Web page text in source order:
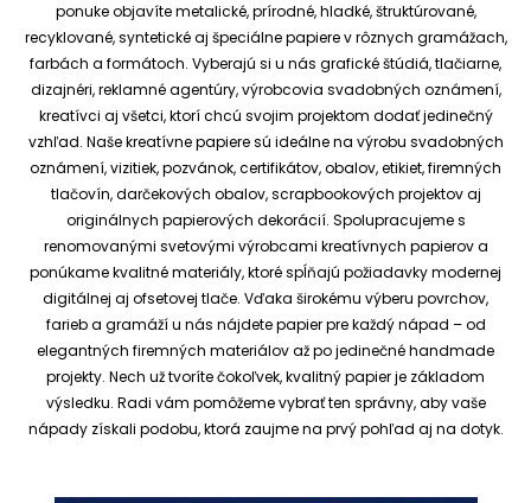
ponuke objavíte metalické, prírodné, hladké, štruktúrované,
recyklované, syntetické aj špeciálne papiere v rôznych gramážach,
farbách a formátoch. Vyberajú si u nás grafické štúdiá, tlačiarne,
dizajnéri, reklamné agentúry, výrobcovia svadobných oznámení,
kreatívci aj všetci, ktorí chcú svojim projektom dodať jedinečný
vzhľad. Naše kreatívne papiere sú ideálne na výrobu svadobných
oznámení, vizitiek, pozvánok, certifikátov, obalov, etikiet, firemných
tlačovín, darčekových obalov, scrapbookových projektov aj
originálnych papierových dekorácií. Spolupracujeme s
renomovanými svetovými výrobcami kreatívnych papierov a
ponúkame kvalitné materiály, ktoré spĺňajú požiadavky modernej
digitálnej aj ofsetovej tlače. Vďaka širokému výberu povrchov,
farieb a gramáží u nás nájdete papier pre každý nápad – od
elegantných firemných materiálov až po jedinečné handmade
projekty. Nech už tvoríte čokoľvek, kvalitný papier je základom
výsledku. Radi vám pomôžeme vybrať ten správny, aby vaše
nápady získali podobu, ktorá zaujme na prvý pohľad aj na dotyk.